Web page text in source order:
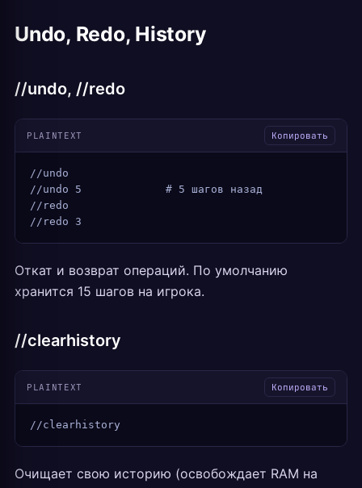
Undo, Redo, History
//undo, //redo
PLAINTEXT Копировать
//undo
//undo 5             # 5 шагов назад
//redo
//redo 3
Откат и возврат операций. По умолчанию
хранится 15 шагов на игрока.
//clearhistory
PLAINTEXT Копировать
//clearhistory
Очищает свою историю (освобождает RAM на